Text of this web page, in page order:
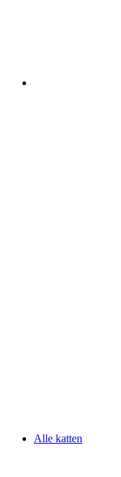
Alle katten